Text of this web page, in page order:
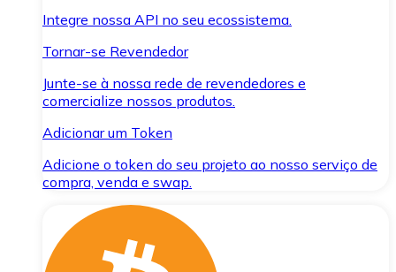
Integre nossa API no seu ecossistema.
Tornar-se Revendedor
Junte-se à nossa rede de revendedores e
comercialize nossos produtos.
Adicionar um Token
Adicione o token do seu projeto ao nosso serviço de
compra, venda e swap.